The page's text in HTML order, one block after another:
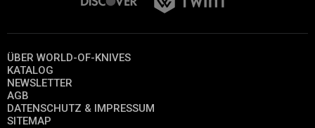
ÜBER WORLD-OF-KNIVES
KATALOG
NEWSLETTER
AGB
DATENSCHUTZ & IMPRESSUM
SITEMAP